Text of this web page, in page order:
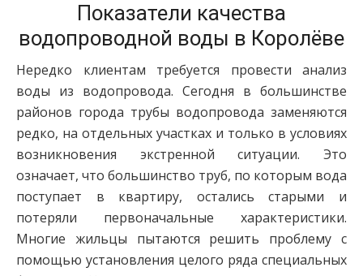
Показатели качества
водопроводной воды в Королёве
Нередко клиентам требуется провести анализ
воды из водопровода. Сегодня в большинстве
районов города трубы водопровода заменяются
редко, на отдельных участках и только в условиях
возникновения экстренной ситуации. Это
означает, что большинство труб, по которым вода
поступает в квартиру, остались старыми и
потеряли первоначальные характеристики.
Многие жильцы пытаются решить проблему с
помощью установления целого ряда специальных